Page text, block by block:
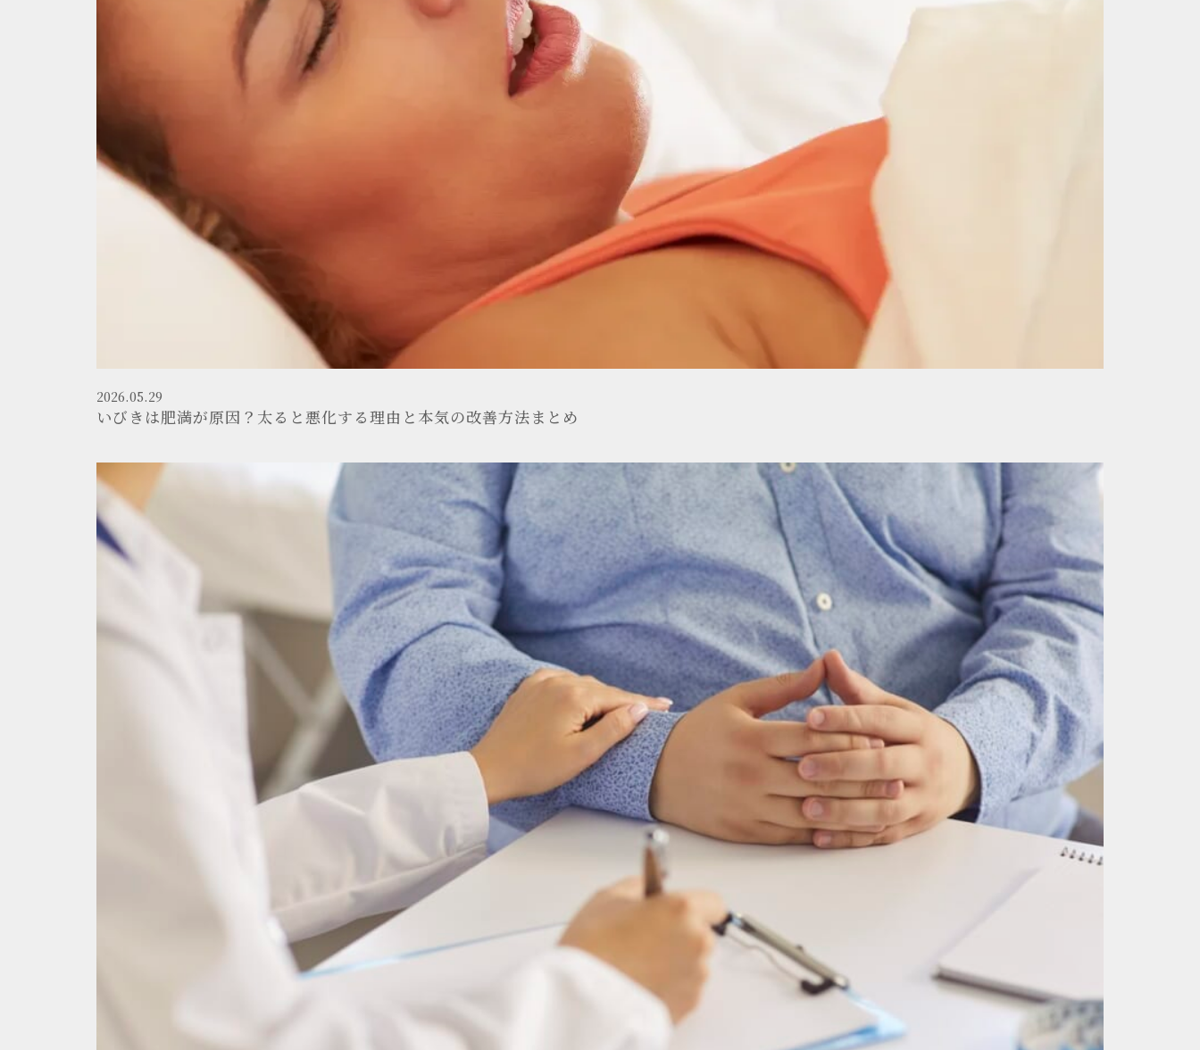
2026.05.29
いびきは肥満が原因？太ると悪化する理由と本気の改善方法まとめ